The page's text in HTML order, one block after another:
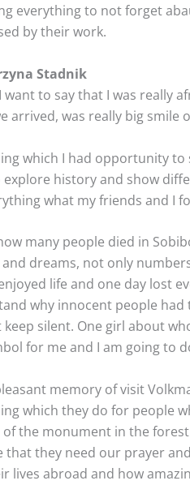
everything to not forget
by their work.
Stadnik
want to say that I was really
arrived, was really big smile
which I had opportunity
history and show
what my friends and I
many people died in
dreams, not only
life and one day lost
why innocent people
keep silent. One girl about
for me and I am going to
memory of visit
which they do for people
the monument in the
that they need our prayer
lives abroad and how